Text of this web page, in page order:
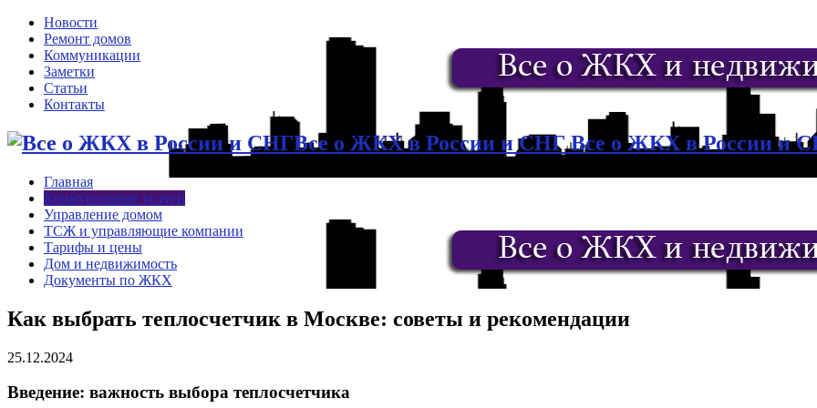
Новости
Ремонт домов
Коммуникации
Заметки
Статьи
Контакты
Все о ЖКХ в России и СНГ Все о ЖКХ в России и
Главная
Коммунальные услуги
Управление домом
ТСЖ и управляющие компании
Тарифы и цены
Дом и недвижимость
Документы по ЖКХ
Как выбрать теплосчетчик в Москве: советы и рекомендации
25.12.2024
Введение: важность выбора теплосчетчика